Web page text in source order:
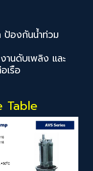
ป้องกันน้ำท่วม
านดับเพลิง และ
เรือ
Table